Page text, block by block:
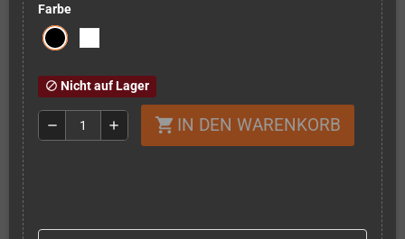
Farbe
block Nicht auf Lager
remove add shopping_cart IN DEN WARENKORB